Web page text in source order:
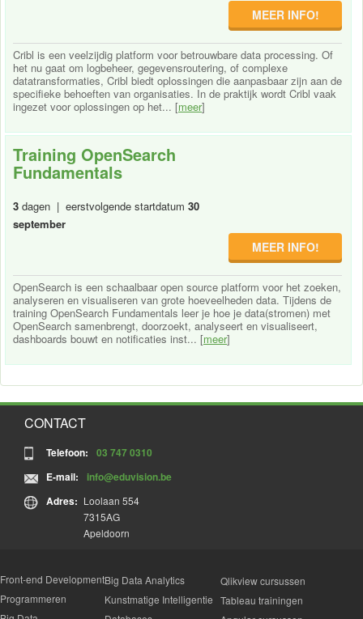
MEER INFO!
Cribl is een veelzijdig platform voor betrouwbare data processing. Of
het nu gaat om logbeheer, gegevensroutering, of complexe
datatransformaties, Cribl biedt oplossingen die aanpasbaar zijn aan de
specifieke behoeften van organisaties. In de praktijk wordt Cribl vaak
ingezet voor oplossingen op het... [meer]
Training OpenSearch
Fundamentals
3 dagen | eerstvolgende startdatum 30
september
MEER INFO!
OpenSearch is een schaalbaar open source platform voor het zoeken,
analyseren en visualiseren van grote hoeveelheden data. Tijdens de
training OpenSearch Fundamentals leer je hoe je data(stromen) met
OpenSearch samenbrengt, doorzoekt, analyseert en visualiseert,
dashboards bouwt en notificaties inst... [meer]
CONTACT
Telefoon:
03 747 0310
E-mail:
info@eduvision.be
Adres: Loolaan 554
7315AG
Apeldoorn
Front-end Development
Programmeren
Big Data Analytics
Kunstmatige Intelligentie
Qlikview cursussen
Tableau trainingen